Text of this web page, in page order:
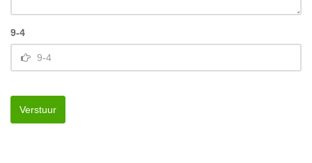
9-4
Verstuur